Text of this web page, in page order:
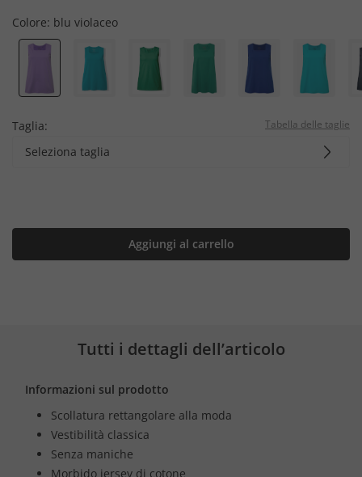
Colore: blu violaceo
Taglia: Tabella delle taglie
Seleziona taglia
Aggiungi al carrello
Tutti i dettagli dell’articolo
Informazioni sul prodotto
Scollatura rettangolare alla moda
Vestibilità classica
Senza maniche
Morbido jersey di cotone